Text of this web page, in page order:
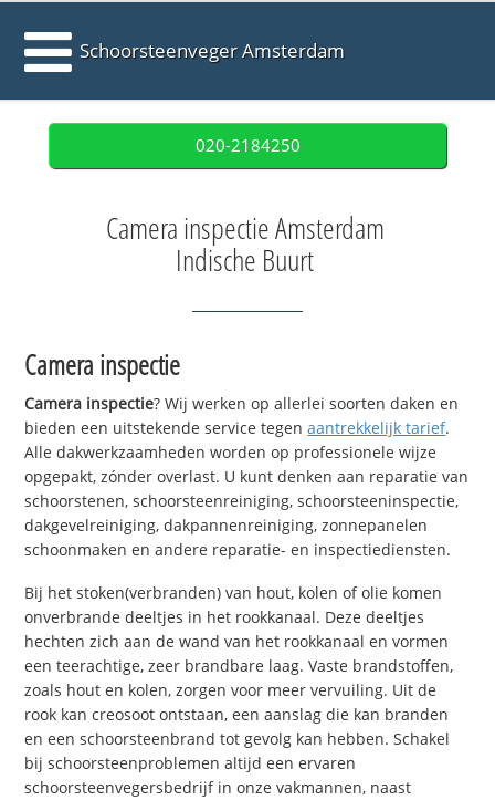
Schoorsteenveger Amsterdam
020-2184250
Camera inspectie Amsterdam
Indische Buurt
Camera inspectie
Camera inspectie? Wij werken op allerlei soorten daken en
bieden een uitstekende service tegenaantrekkelijk tarief.
Alle dakwerkzaamheden worden op professionele wijze
opgepakt, zónder overlast. U kunt denken aan reparatie van
schoorstenen, schoorsteenreiniging, schoorsteeninspectie,
dakgevelreiniging, dakpannenreiniging, zonnepanelen
schoonmaken en andere reparatie- en inspectiediensten.
Bij het stoken(verbranden) van hout, kolen of olie komen
onverbrande deeltjes in het rookkanaal. Deze deeltjes
hechten zich aan de wand van het rookkanaal en vormen
een teerachtige, zeer brandbare laag. Vaste brandstoffen,
zoals hout en kolen, zorgen voor meer vervuiling. Uit de
rook kan creosoot ontstaan, een aanslag die kan branden
en een schoorsteenbrand tot gevolg kan hebben. Schakel
bij schoorsteenproblemen altijd een ervaren
schoorsteenvegersbedrijf in onze vakmannen, naast